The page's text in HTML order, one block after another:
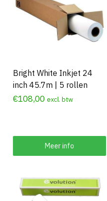
Bright White Inkjet 24
inch 45.7m | 5 rollen
€108,00 excl. btw
Meer info